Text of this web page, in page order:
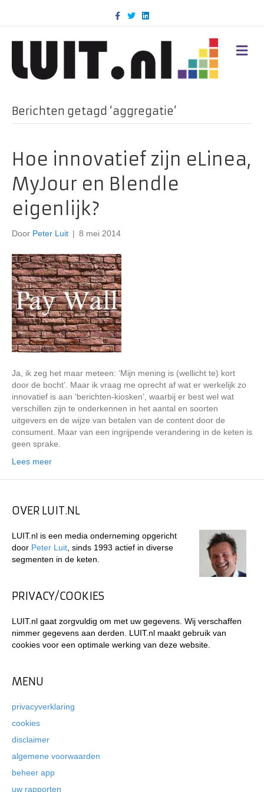
c
k
T
w
i
n
d
M
E
Berichten getagd ‘aggregatie’
Hoe innovatief zijn eLinea,
MyJour en Blendle
eigenlijk?
Door Peter Luit | 8 mei 2014
Ja, ik zeg het maar meteen: ‘Mijn mening is (wellicht te) kort
door de bocht’. Maar ik vraag me oprecht af wat er werkelijk zo
innovatief is aan ‘berichten-kiosken’, waarbij er best wel wat
verschillen zijn te onderkennen in het aantal en soorten
uitgevers en de wijze van betalen van de content door de
consument. Maar van een ingrijpende verandering in de keten is
geen sprake.
Lees meer
OVER LUIT.NL
LUIT.nl is een media onderneming opgericht
door Peter Luit , sinds 1993 actief in diverse
segmenten in de keten.
PRIVACY/COOKIES
LUIT.nl gaat zorgvuldig om met uw gegevens. Wij verschaffen
nimmer gegevens aan derden. LUIT.nl maakt gebruik van
cookies voor een optimale werking van deze website.
MENU
privacyverklaring
cookies
disclaimer
algemene voorwaarden
beheer app
uw rapporten